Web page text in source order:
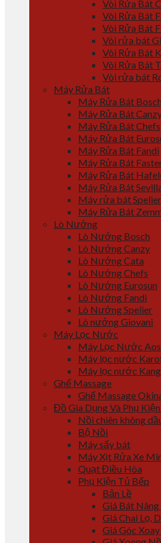
Vòi Rửa Bát
Vòi Rửa Bát
Vòi Rửa Bát
Vòi rửa bát
Vòi Rửa Bát
Vòi Rửa Bát
Vòi rửa bát
Máy Rửa Bát
Máy Rửa Bát Bosch
Máy Rửa Bát
Máy Rửa Bát Chefs
Máy Rửa Bát
Máy Rửa Bát Fandi
Máy Rửa Bát
Máy Rửa Bát
Máy Rửa Bát
Máy rửa bát Spelier
Máy Rửa Bát
Lò Nướng
Lò Nướng Bosch
Lò Nướng Canzy
Lò Nướng Cata
Lò Nướng Chefs
Lò Nướng Eurosun
Lò Nướng Fandi
Lò Nướng Spelier
Lò nướng Giovani
Máy Lọc Nước
Máy Lọc Nước
Máy lọc nước
Máy lọc nước
Ghế Massage
Ghế Massage
Đồ Gia Dụng Và Phụ
Nồi chiên không
Bộ Nồi
Máy sấy bát
Máy Xịt Rửa Xe
Quạt Điều Hòa
Phụ Kiện Tủ Bếp
Bản Lề
Giá Bát
Giá Chai Lọ,
Giá Góc